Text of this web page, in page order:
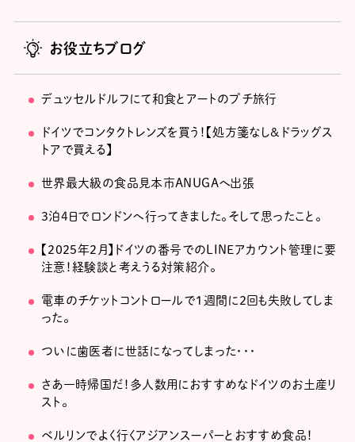
お役立ちブログ
デュッセルドルフにて和食とアートのプチ旅行
ドイツでコンタクトレンズを買う！【処方箋なし＆ドラッグス
トアで買える】
世界最大級の食品見本市ANUGAへ出張
3泊4日でロンドンへ行ってきました。そして思ったこと。
【2025年2月】ドイツの番号でのLINEアカウント管理に要
注意！経験談と考えうる対策紹介。
電車のチケットコントロールで1週間に2回も失敗してしま
った。
ついに歯医者に世話になってしまった・・・
さあ一時帰国だ！多人数用におすすめなドイツのお土産リ
スト。
ベルリンでよく行くアジアンスーパーとおすすめ食品！